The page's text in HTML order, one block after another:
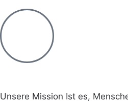
Unsere Mission Ist es,